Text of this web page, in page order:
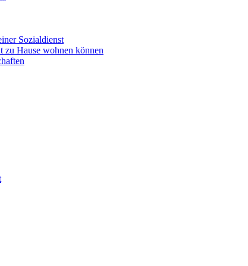
Sozialdienst
zu Hause wohnen können